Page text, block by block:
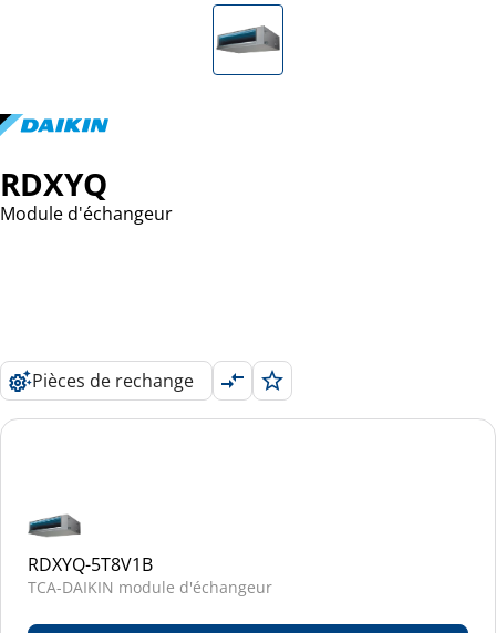
RDXYQ
Module d'échangeur
Pièces de rechange
RDXYQ-5T8V1B
TCA-DAIKIN module d'échangeur